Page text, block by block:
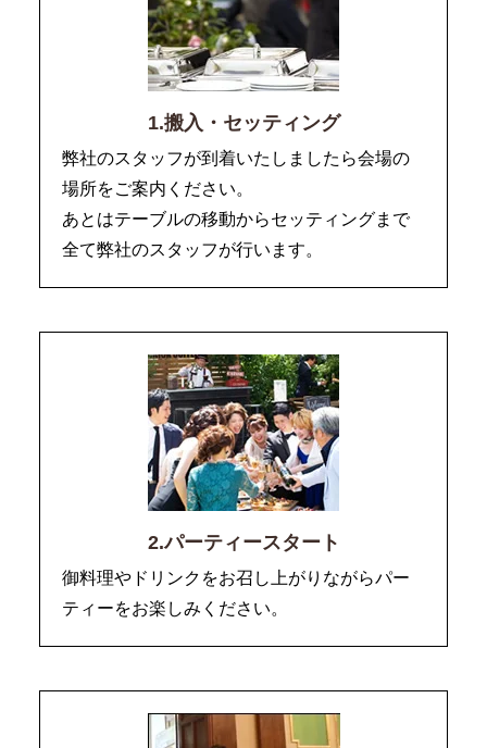
1.搬入・セッティング
弊社のスタッフが到着いたしましたら会場の
場所をご案内ください。
あとはテーブルの移動からセッティングまで
全て弊社のスタッフが行います。
2.パーティースタート
御料理やドリンクをお召し上がりながらパー
ティーをお楽しみください。